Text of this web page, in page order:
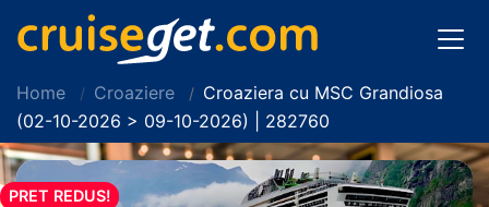
Home Croaziere
Croaziera cu MSC Grandiosa
(02-10-2026 > 09-10-2026) | 282760
PRET REDUS!